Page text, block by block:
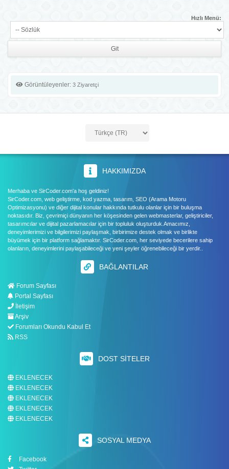
Hızlı Menü:
Görüntüleyenler: 3 Ziyaretçi
HAKKIMIZDA
Merhaba ve SirCoder.com'a hoş geldiniz!
SirCoder.com, web geliştirme, kod yazma, tasarım, SEO (Arama Motoru
Optimizasyonu) ve diğer dijital konular hakkında tutkulu olanlar için bir buluşma
noktasıdır. Biz, çevrimiçi dünyanın her köşesinden gelen webmasterlar, geliştiriciler,
tasarımcılar ve dijital pazarlamacılar için bir topluluk oluşturduk.Amacımız,
deneyimlerimizi ve bilgilerimizi paylaşmak, birbirimize destek olmak ve birlikte
büyümek için bir platform sağlamaktır. SirCoder.com, her seviyede becerilere sahip
olanların, deneyimlerini paylaşabileceği ve yeni şeyler öğrenebileceği bir yerdir..
BAĞLANTILAR
Forum Sayfası
Portal Sayfası
İletişim
Arşiv
Forumları Okundu Kabul Et
RSS
DOST SITELER
EKLENECEK
EKLENECEK
EKLENECEK
EKLENECEK
EKLENECEK
SOSYAL MEDYA
Facebook